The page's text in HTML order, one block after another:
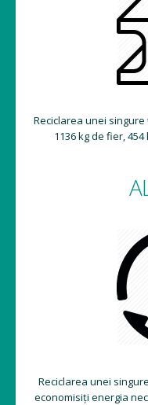
Reciclarea unei
1136 kg de fier,
Reciclarea unei
economisiți energia